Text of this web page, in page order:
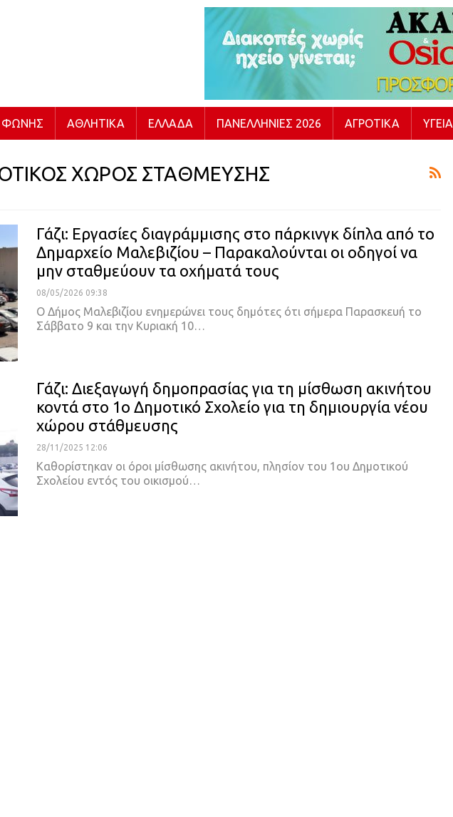
ΦΩΝΉΣ ΑΘΛΗΤΙΚΆ ΕΛΛΆΔΑ ΠΑΝΕΛΛΉΝΙΕΣ 2026 ΑΓΡΟΤΙΚΆ ΥΓΕΊΑ
ΧΩΡΟΣ ΣΤΑΘΜΕΥΣΗΣ
Γάζι: Εργασίες διαγράμμισης στο πάρκινγκ δίπλα από το
Δημαρχείο Μαλεβιζίου – Παρακαλούνται οι οδηγοί να
μην σταθμεύουν τα οχήματά τους
08/05/2026 09:38
Ο Δήμος Μαλεβιζίου ενημερώνει τους δημότες ότι σήμερα Παρασκευή το
Σάββατο 9 και την Κυριακή 10…
Γάζι: Διεξαγωγή δημοπρασίας για τη μίσθωση ακινήτου
κοντά στο 1ο Δημοτικό Σχολείο για τη δημιουργία νέου
χώρου στάθμευσης
28/11/2025 12:06
Καθορίστηκαν οι όροι μίσθωσης ακινήτου, πλησίον του 1ου Δημοτικού
Σχολείου εντός του οικισμού…